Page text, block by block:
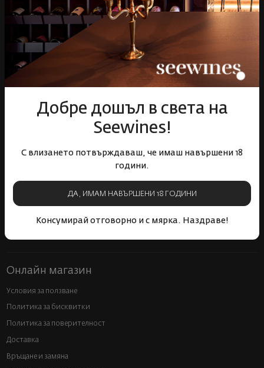
Добре дошъл в света на
Seewines!
С влизането потвърждаваш, че имаш навършени 18
години.
ДА, ИМАМ НАВЪРШЕНИ 18 ГОДИНИ
Консумирай отговорно и с мярка. Наздраве!
Бърза доставка за
цялата страна
Лоялна програма и
Пазарувай
Спиртни
Онлайн магазин
Условия за ползване
Политика за бисквитки
Политика за поверителност
Доставка
Връщане и замяна